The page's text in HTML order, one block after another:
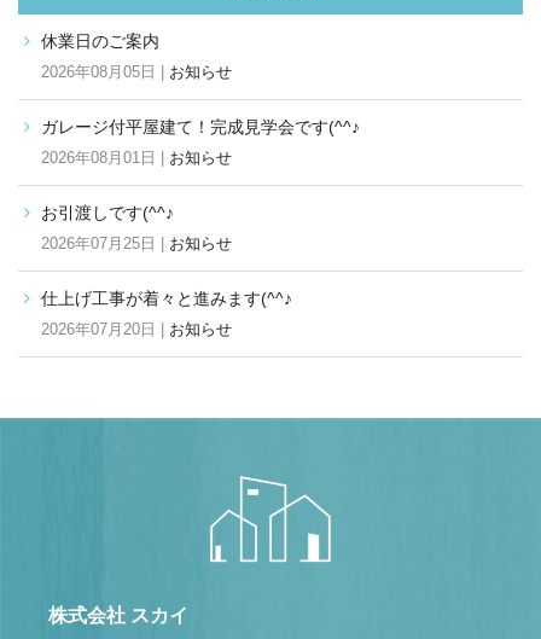
休業日のご案内
2026年08月05日 | お知らせ
ガレージ付平屋建て！完成見学会です(^^♪
2026年08月01日 | お知らせ
お引渡しです(^^♪
2026年07月25日 | お知らせ
仕上げ工事が着々と進みます(^^♪
2026年07月20日 | お知らせ
株式会社 スカイ